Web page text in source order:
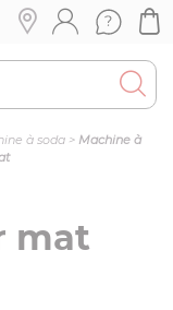
à soda > Machine à
mat